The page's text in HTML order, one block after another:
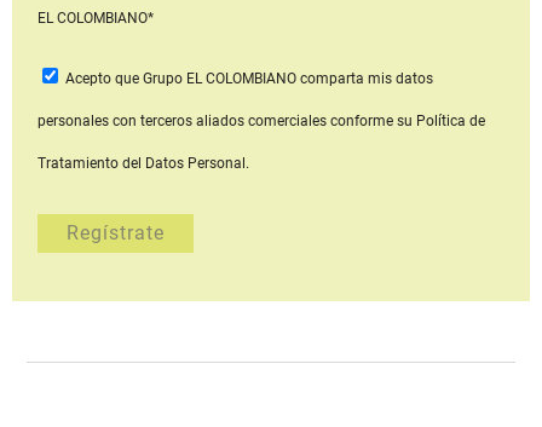
EL COLOMBIANO*
Acepto que Grupo EL COLOMBIANOcomparta mis datos
personales con terceros aliados comerciales conforme su Política de
Tratamiento del Datos Personal.